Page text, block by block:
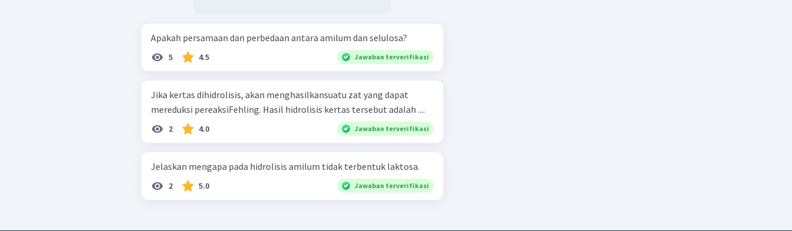
Apakah persamaan dan perbedaan antara amilum dan selulosa?
5 4.5 Jawaban terverifikasi
Jika kertas dihidrolisis, akan menghasilkansuatu zat yang dapat
mereduksi pereaksiFehling. Hasil hidrolisis kertas tersebut adalah ....
2 4.0 Jawaban terverifikasi
Jelaskan mengapa pada hidrolisis amilum tidak terbentuk laktosa.
2 5.0 Jawaban terverifikasi